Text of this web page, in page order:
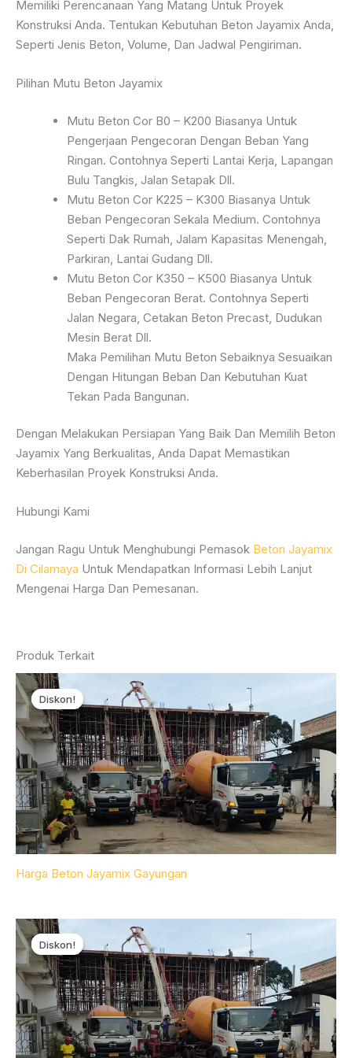
Memiliki Perencanaan Yang Matang Untuk Proyek
Konstruksi Anda. Tentukan Kebutuhan Beton Jayamix Anda,
Seperti Jenis Beton, Volume, Dan Jadwal Pengiriman.
Pilihan Mutu Beton Jayamix
Mutu Beton Cor B0 – K200 Biasanya Untuk
Pengerjaan Pengecoran Dengan Beban Yang
Ringan. Contohnya Seperti Lantai Kerja, Lapangan
Bulu Tangkis, Jalan Setapak Dll.
Mutu Beton Cor K225 – K300 Biasanya Untuk
Beban Pengecoran Sekala Medium. Contohnya
Seperti Dak Rumah, Jalam Kapasitas Menengah,
Parkiran, Lantai Gudang Dll.
Mutu Beton Cor K350 – K500 Biasanya Untuk
Beban Pengecoran Berat. Contohnya Seperti
Jalan Negara, Cetakan Beton Precast, Dudukan
Mesin Berat Dll.
Maka Pemilihan Mutu Beton Sebaiknya Sesuaikan
Dengan Hitungan Beban Dan Kebutuhan Kuat
Tekan Pada Bangunan.
Dengan Melakukan Persiapan Yang Baik Dan Memilih Beton
Jayamix Yang Berkualitas, Anda Dapat Memastikan
Keberhasilan Proyek Konstruksi Anda.
Hubungi Kami
Jangan Ragu Untuk Menghubungi Pemasok Beton Jayamix
Di Cilamaya Untuk Mendapatkan Informasi Lebih Lanjut
Mengenai Harga Dan Pemesanan.
Produk Terkait
Diskon!
Diskon!
Harga Beton Jayamix Gayungan
Diskon!
Diskon!